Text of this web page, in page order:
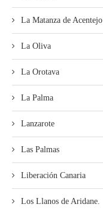
La Matanza de Acentejo
La Oliva
La Orotava
La Palma
Lanzarote
Las Palmas
Liberación Canaria
Los Llanos de Aridane.